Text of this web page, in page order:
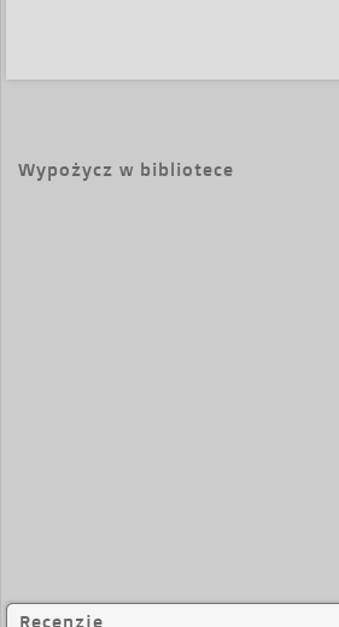
cały czas
dwadzieścia lat
który mi
jeden duży dom.
Trzy lata
tygodniu, miesiącu i
Wypożycz w bibliotece
Recenzje